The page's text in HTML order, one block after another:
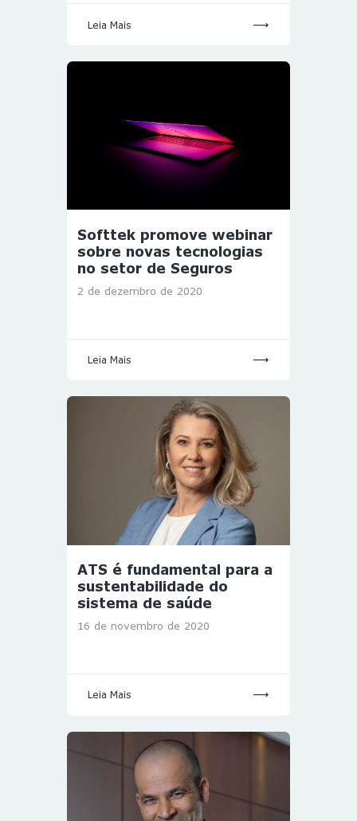
Leia Mais
Softtek promove webinar
sobre novas tecnologias
no setor de Seguros
2 de dezembro de 2020
Leia Mais
ATS é fundamental para a
sustentabilidade do
sistema de saúde
16 de novembro de 2020
Leia Mais